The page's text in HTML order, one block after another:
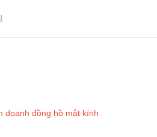
doanh đồng hồ mắt kính